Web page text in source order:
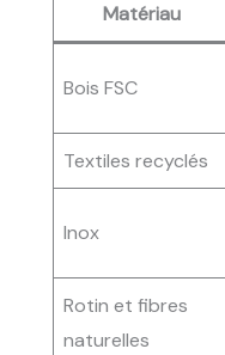
Matériau
Bois FSC
Textiles recyclés
Inox
Rotin et fibres
naturelles